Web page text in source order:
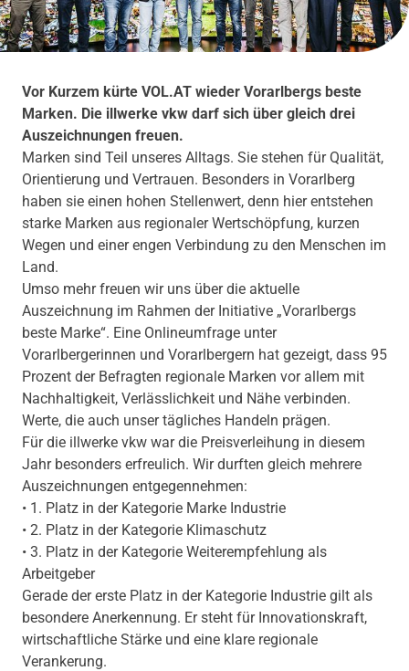
Vor Kurzem kürte VOL.AT wieder Vorarlbergs beste
Marken. Die illwerke vkw darf sich über gleich drei
Auszeichnungen freuen.
Marken sind Teil unseres Alltags. Sie stehen für Qualität,
Orientierung und Vertrauen. Besonders in Vorarlberg
haben sie einen hohen Stellenwert, denn hier entstehen
starke Marken aus regionaler Wertschöpfung, kurzen
Wegen und einer engen Verbindung zu den Menschen im
Land.
Umso mehr freuen wir uns über die aktuelle
Auszeichnung im Rahmen der Initiative „Vorarlbergs
beste Marke“. Eine Onlineumfrage unter
Vorarlbergerinnen und Vorarlbergern hat gezeigt, dass 95
Prozent der Befragten regionale Marken vor allem mit
Nachhaltigkeit, Verlässlichkeit und Nähe verbinden.
Werte, die auch unser tägliches Handeln prägen.
Für die illwerke vkw war die Preisverleihung in diesem
Jahr besonders erfreulich. Wir durften gleich mehrere
Auszeichnungen entgegennehmen:
• 1. Platz in der Kategorie Marke Industrie
• 2. Platz in der Kategorie Klimaschutz
• 3. Platz in der Kategorie Weiterempfehlung als
Arbeitgeber
Gerade der erste Platz in der Kategorie Industrie gilt als
besondere Anerkennung. Er steht für Innovationskraft,
wirtschaftliche Stärke und eine klare regionale
Verankerung.